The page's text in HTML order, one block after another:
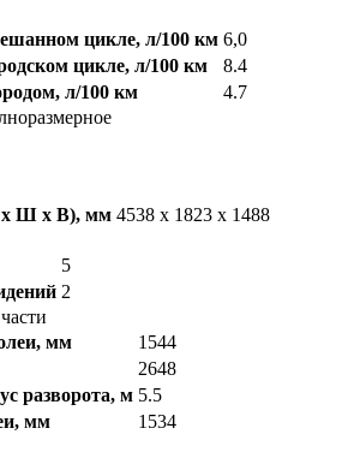
цикле, л/100 км 6,0
цикле, л/100 км
8.4
л/100 км
4.7
x Ш x В), мм 4538 x 1823 x 1488
5
2
мм
1544
2648
разворота, м 5.5
мм
1534